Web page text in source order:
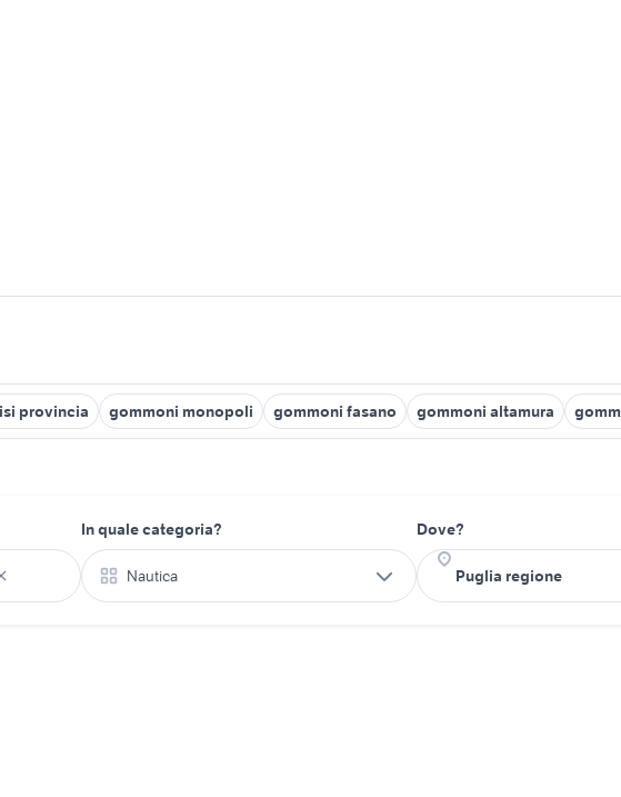
provincia gommoni monopoli gommoni fasano gommoni altamura
In quale categoria?
Nautica
Dove?